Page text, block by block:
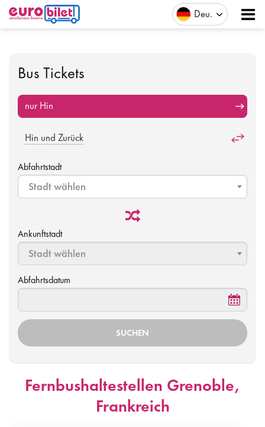
Deu
Bus Tickets
nur Hin
Hin und Zurück
Abfahrtstadt
Stadt wählen
Ankunftstadt
Stadt wählen
Abfahrtsdatum
Fernbushaltestellen Grenoble,
Frankreich